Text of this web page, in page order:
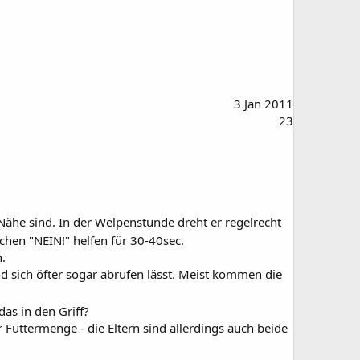
3 Jan 2011
23
sind. In der Welpenstunde dreht er regelrecht
"NEIN!" helfen für 30-40sec.
sich öfter sogar abrufen lässt. Meist kommen die
in den Griff?
- die Eltern sind allerdings auch beide